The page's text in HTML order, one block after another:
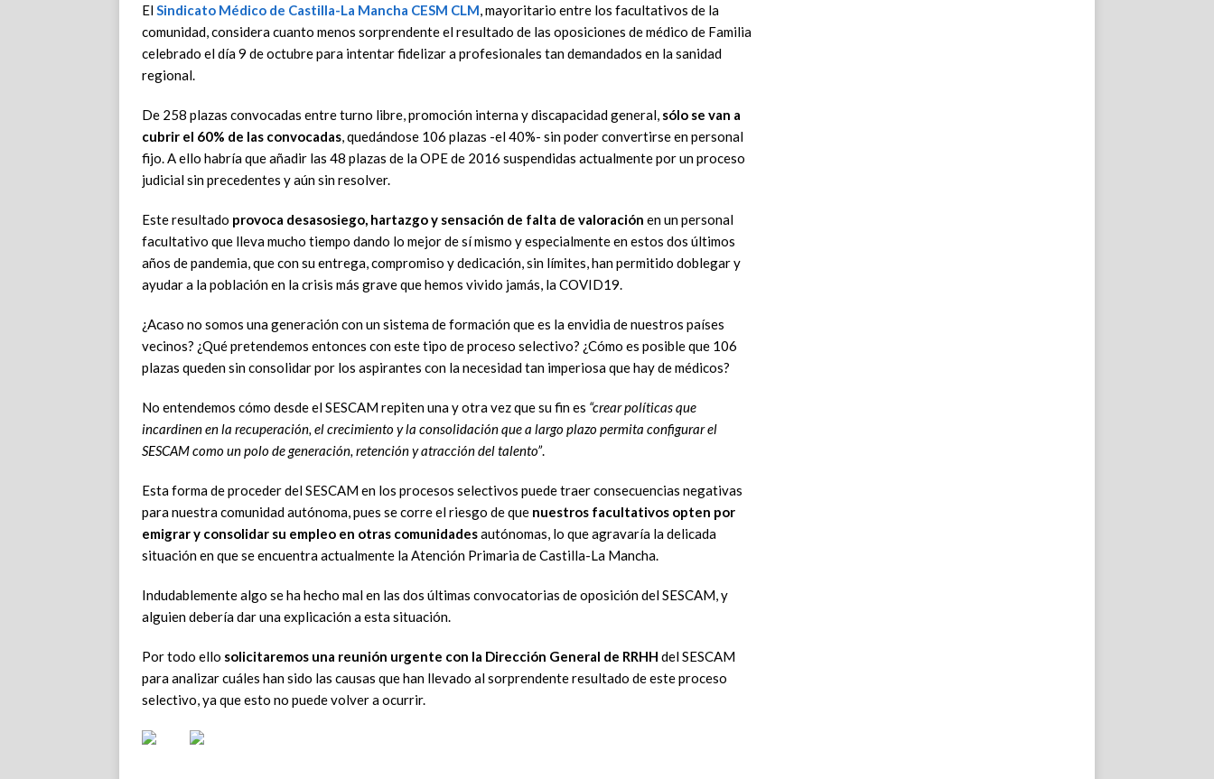
ElSindicato Médico de Castilla-La Mancha CESM CLM, mayoritario entre los facultativos de la
comunidad, considera cuanto menos sorprendente el resultado de las oposiciones de médico de Familia
celebrado el día 9 de octubre para intentar fidelizar a profesionales tan demandados en la sanidad
regional.
De 258 plazas convocadas entre turno libre, promoción interna y discapacidad general, sólo se van a
cubrir el 60% de las convocadas, quedándose 106 plazas -el 40%- sin poder convertirse en personal
fijo. A ello habría que añadir las 48 plazas de la OPE de 2016 suspendidas actualmente por un proceso
judicial sin precedentes y aún sin resolver.
Este resultado provoca desasosiego, hartazgo y sensación de falta de valoración en un personal
facultativo que lleva mucho tiempo dando lo mejor de sí mismo y especialmente en estos dos últimos
años de pandemia, que con su entrega, compromiso y dedicación, sin límites, han permitido doblegar y
ayudar a la población en la crisis más grave que hemos vivido jamás, la COVID19.
¿Acaso no somos una generación con un sistema de formación que es la envidia de nuestros países
vecinos? ¿Qué pretendemos entonces con este tipo de proceso selectivo? ¿Cómo es posible que 106
plazas queden sin consolidar por los aspirantes con la necesidad tan imperiosa que hay de médicos?
No entendemos cómo desde el SESCAM repiten una y otra vez que su fin es “crear políticas que
incardinen en la recuperación, el crecimiento y la consolidación que a largo plazo permita configurar el
SESCAM como un polo de generación, retención y atracción del talento”.
Esta forma de proceder del SESCAM en los procesos selectivos puede traer consecuencias negativas
para nuestra comunidad autónoma, pues se corre el riesgo de que nuestros facultativos opten por
emigrar y consolidar su empleo en otras comunidadesautónomas, lo que agravaría la delicada
situación en que se encuentra actualmente la Atención Primaria de Castilla-La Mancha.
Indudablemente algo se ha hecho mal en las dos últimas convocatorias de oposición del SESCAM, y
alguien debería dar una explicación a esta situación.
Por todo ello solicitaremos una reunión urgente con la Dirección General de RRHH del SESCAM
para analizar cuáles han sido las causas que han llevado al sorprendente resultado de este proceso
selectivo, ya que esto no puede volver a ocurrir.